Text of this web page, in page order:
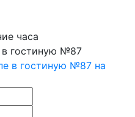
часа
гостиную №87